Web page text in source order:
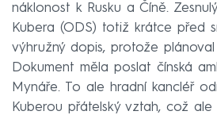
náklonost k Rusku a Číně.
Kubera (ODS) totiž krátce před
výhružný dopis, protože
Dokument měla poslat čínská
Mynáře. To ale hradní kancléř
Kuberou přátelský vztah, což ale